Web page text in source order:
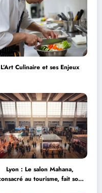
L’Art Culinaire et ses Enjeux
Lyon : Le salon Mahana,
au tourisme, fait son